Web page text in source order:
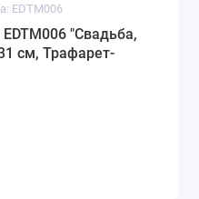
EDTM006
"Свадьба,
см, Трафарет-